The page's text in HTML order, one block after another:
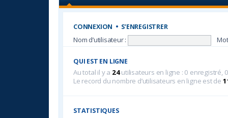
CONNEXION • S’ENREGISTRER
Nom d’utilisateur :
QUI EST EN LIGNE
Au total il y a 24utilisateurs en ligne : 0 enregistré,
Le record du nombre d’utilisateurs en ligne est de
STATISTIQUES